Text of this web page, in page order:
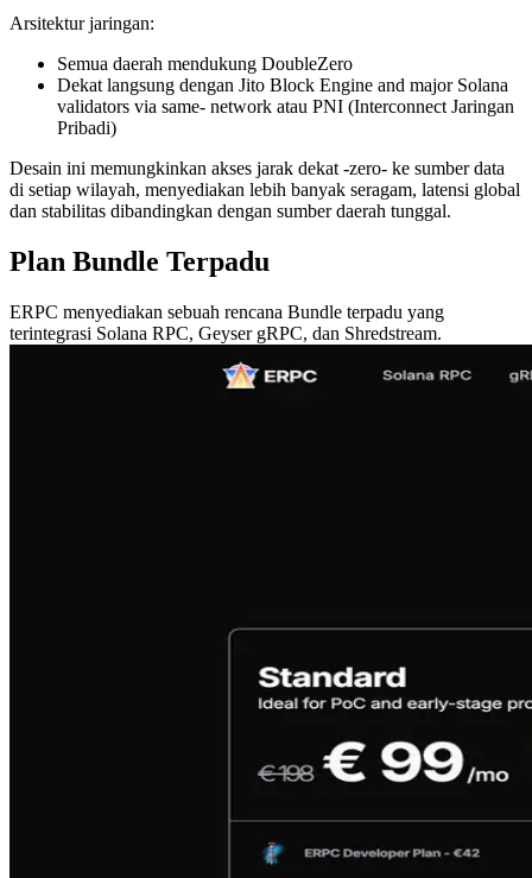
Arsitektur jaringan:
Semua daerah mendukung DoubleZero
Dekat langsung dengan Jito Block Engine and major Solana
validators via same- network atau PNI (Interconnect Jaringan
Pribadi)
Desain ini memungkinkan akses jarak dekat -zero- ke sumber data
di setiap wilayah, menyediakan lebih banyak seragam, latensi global
dan stabilitas dibandingkan dengan sumber daerah tunggal.
Plan Bundle Terpadu
ERPC menyediakan sebuah rencana Bundle terpadu yang
terintegrasi Solana RPC, Geyser gRPC, dan Shredstream.